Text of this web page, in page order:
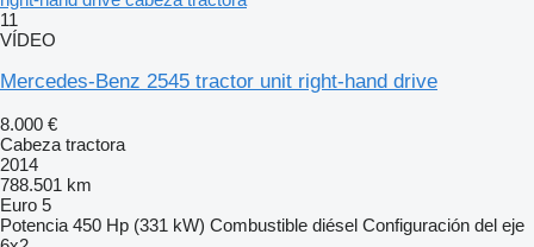
11
VÍDEO
Mercedes-Benz 2545 tractor unit right-hand drive
8.000 €
Cabeza tractora
2014
788.501 km
Euro 5
Potencia 450 Hp (331 kW) Combustible diésel Configuración del eje